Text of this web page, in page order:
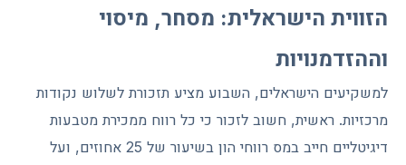
הזווית הישראלית: מסחר, מיסוי
וההזדמנויות
למשקיעים הישראלים, השבוע מציע תזכורת לשלוש נקודות
מרכזיות. ראשית, חשוב לזכור כי כל רווח ממכירת מטבעות
דיגיטליים חייב במס רווחי הון בשיעור של 25 אחוזים, ועל